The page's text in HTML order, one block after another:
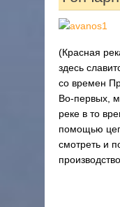
(Красная
здесь
со времен
Во-первых,
реке в то
помощью
смотреть и